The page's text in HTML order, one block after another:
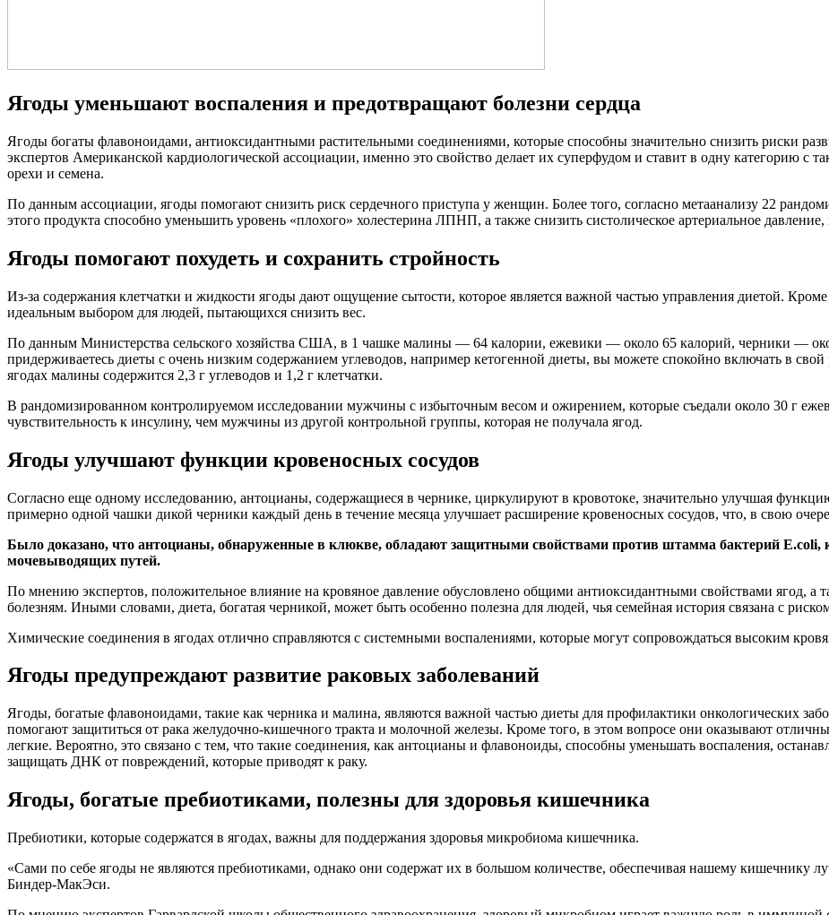
Ягоды уменьшают воспаления и предотвращают болезни сердца
Ягоды богаты флавоноидами, антиоксидантными растительными соединениями, которые способны значительно снизить риски
экспертов Американской кардиологической ассоциации, именно это свойство делает их суперфудом и ставит в одну категорию с
орехи и семена.
По данным ассоциации, ягоды помогают снизить риск сердечного приступа у женщин. Более того, согласно метаанализу 22
этого продукта способно уменьшить уровень «плохого» холестерина ЛПНП, а также снизить систолическое артериальное
Ягоды помогают похудеть и сохранить стройность
Из-за содержания клетчатки и жидкости ягоды дают ощущение сытости, которое является важной частью управления диетой.
идеальным выбором для людей, пытающихся снизить вес.
По данным Министерства сельского хозяйства США, в 1 чашке малины — 64 калории, ежевики — около 65 калорий, черники —
придерживаетесь диеты с очень низким содержанием углеводов, например кетогенной диеты, вы можете спокойно включать в
ягодах малины содержится 2,3 г углеводов и 1,2 г клетчатки.
В рандомизированном контролируемом исследовании мужчины с избыточным весом и ожирением, которые съедали около 30 г
чувствительность к инсулину, чем мужчины из другой контрольной группы, которая не получала ягод.
Ягоды улучшают функции кровеносных сосудов
Согласно еще одному исследованию, антоцианы, содержащиеся в чернике, циркулируют в кровотоке, значительно улучшая
примерно одной чашки дикой черники каждый день в течение месяца улучшает расширение кровеносных сосудов, что, в свою
Было доказано, что антоцианы, обнаруженные в клюкве, обладают защитными свойствами против штамма бактерий E.coli,
мочевыводящих путей.
По мнению экспертов, положительное влияние на кровяное давление обусловлено общими антиоксидантными свойствами ягод, а
болезням. Иными словами, диета, богатая черникой, может быть особенно полезна для людей, чья семейная история связана с
Химические соединения в ягодах отлично справляются с системными воспалениями, которые могут сопровождаться высоким
Ягоды предупреждают развитие раковых заболеваний
Ягоды, богатые флавоноидами, такие как черника и малина, являются важной частью диеты для профилактики онкологических
помогают защититься от рака желудочно-кишечного тракта и молочной железы. Кроме того, в этом вопросе они оказывают
легкие. Вероятно, это связано с тем, что такие соединения, как антоцианы и флавоноиды, способны уменьшать воспаления,
защищать ДНК от повреждений, которые приводят к раку.
Ягоды, богатые пребиотиками, полезны для здоровья кишечника
Пребиотики, которые содержатся в ягодах, важны для поддержания здоровья микробиома кишечника.
«Сами по себе ягоды не являются пребиотиками, однако они содержат их в большом количестве, обеспечивая нашему кишечнику
Биндер-МакЭси.